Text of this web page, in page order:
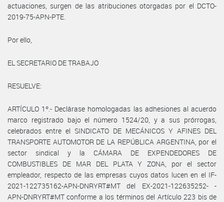
actuaciones, surgen de las atribuciones otorgadas por el DCTO-
2019-75-APN-PTE.
Por ello,
EL SECRETARIO DE TRABAJO
RESUELVE:
ARTÍCULO 1º.- Declárase homologadas las adhesiones al acuerdo
marco registrado bajo el número 1524/20, y a sus prórrogas,
celebrados entre el SINDICATO DE MECÁNICOS Y AFINES DEL
TRANSPORTE AUTOMOTOR DE LA REPÚBLICA ARGENTINA, por el
sector sindical y la CÁMARA DE EXPENDEDORES DE
COMBUSTIBLES DE MAR DEL PLATA Y ZONA, por el sector
empleador, respecto de las empresas cuyos datos lucen en el IF-
2021-122735162-APN-DNRYRT#MT del EX-2021-122635252- -
APN-DNRYRT#MT conforme a los términos del Artículo 223 bis de